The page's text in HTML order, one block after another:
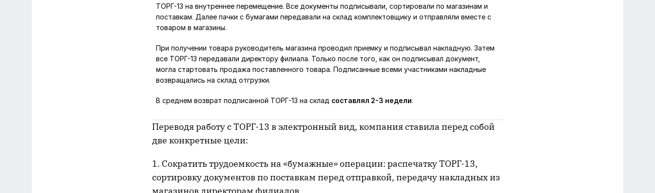
ТОРГ-13 на внутреннее перемещение. Все документы подписывали, сортировали по магазинам и
поставкам. Далее пачки с бумагами передавали на склад комплектовщику и отправляли вместе с
товаром в магазины.
При получении товара руководитель магазина проводил приемку и подписывал накладную. Затем
все ТОРГ-13 передавали директору филиала. Только после того, как он подписывал документ,
могла стартовать продажа поставленного товара. Подписанные всеми участниками накладные
возвращались на склад отгрузки.
В среднем возврат подписанной ТОРГ-13 на склад составлял 2-3 недели.
Переводя работу с ТОРГ-13 в электронный вид, компания ставила перед собой
две конкретные цели:
1. Сократить трудоемкость на «бумажные» операции: распечатку ТОРГ-13,
сортировку документов по поставкам перед отправкой, передачу накладных из